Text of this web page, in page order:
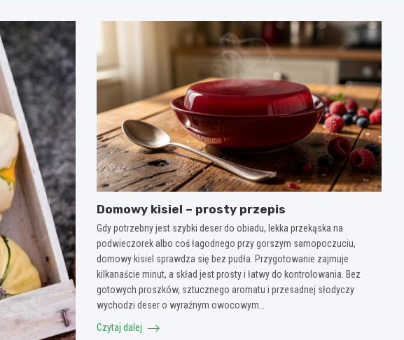
Domowy kisiel – prosty przepis
Gdy potrzebny jest szybki deser do obiadu, lekka przekąska na
podwieczorek albo coś łagodnego przy gorszym samopoczuciu,
domowy kisiel sprawdza się bez pudła. Przygotowanie zajmuje
kilkanaście minut, a skład jest prosty i łatwy do kontrolowania. Bez
gotowych proszków, sztucznego aromatu i przesadnej słodyczy
wychodzi deser o wyraźnym owocowym…
Czytaj dalej